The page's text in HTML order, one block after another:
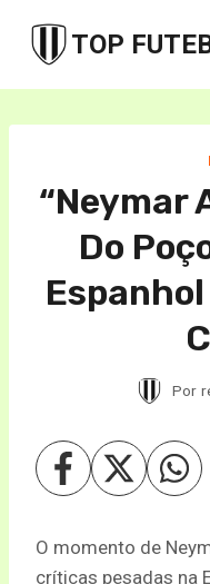
para
TOP
“Neymar
Do
Espanhol
Por
O momento de
críticas pesadas na